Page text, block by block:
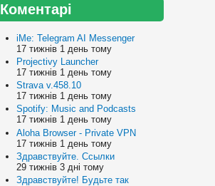
Коментарі
iMe: Telegram AI Messenger
17 тижнів 1 день тому
Projectivy Launcher
17 тижнів 1 день тому
Strava v.458.10
17 тижнів 1 день тому
Spotify: Music and Podcasts
17 тижнів 1 день тому
Aloha Browser - Private VPN
17 тижнів 1 день тому
Здравствуйте. Ссылки
29 тижнів 3 дні тому
Здравствуйте! Будьте так